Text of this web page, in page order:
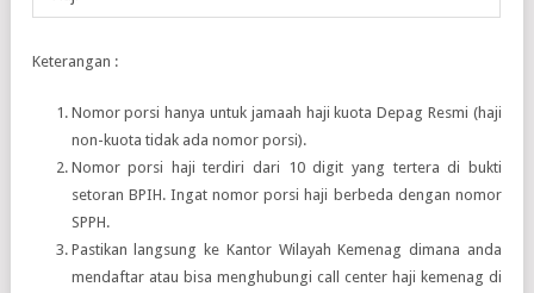
Keterangan :
Nomor porsi hanya untuk jamaah haji kuota Depag Resmi (haji
non-kuota tidak ada nomor porsi).
Nomor porsi haji terdiri dari 10 digit yang tertera di bukti
setoran BPIH. Ingat nomor porsi haji berbeda dengan nomor
SPPH.
Pastikan langsung ke Kantor Wilayah Kemenag dimana anda
mendaftar atau bisa menghubungi call center haji kemenag di